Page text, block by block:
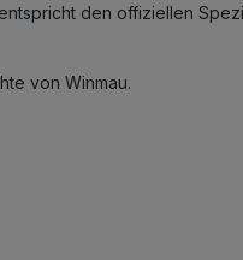
den offiziellen
von Winmau.